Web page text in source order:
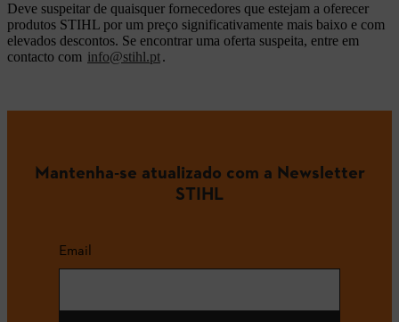
Deve suspeitar de quaisquer fornecedores que estejam a oferecer
produtos STIHL por um preço significativamente mais baixo e com
elevados descontos. Se encontrar uma oferta suspeita, entre em
contacto com info@stihl.pt.
Mantenha-se atualizado com a Newsletter
STIHL
Email